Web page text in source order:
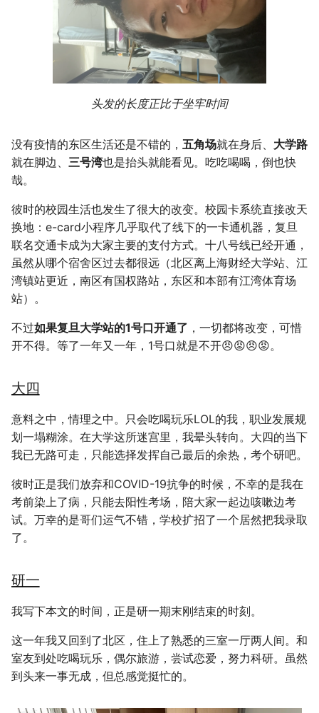
头发的长度正比于坐牢时间
没有疫情的东区生活还是不错的， 五角场就在身后、 大学路
就在脚边、 三号湾也是抬头就能看见。吃吃喝喝，倒也快
哉。
彼时的校园生活也发生了很大的改变。校园卡系统直接改天
换地：e-card小程序几乎取代了线下的一卡通机器，复旦
联名交通卡成为大家主要的支付方式。十八号线已经开通，
虽然从哪个宿舍区过去都很远（北区离上海财经大学站、江
湾镇站更近，南区有国权路站，东区和本部有江湾体育场
站）。
不过如果复旦大学站的1号口开通了 ，一切都将改变，可惜
开不得。等了一年又一年，1号口就是不开😠😡😠😡。
大四
意料之中，情理之中。只会吃喝玩乐LOL的我，职业发展规
划一塌糊涂。在大学这所迷宫里，我晕头转向。大四的当下
我已无路可走，只能选择发挥自己最后的余热，考个研吧。
彼时正是我们放弃和COVID-19抗争的时候，不幸的是我在
考前染上了病，只能去阳性考场，陪大家一起边咳嗽边考
试。万幸的是哥们运气不错，学校扩招了一个居然把我录取
了。
研一
我写下本文的时间，正是研一期末刚结束的时刻。
这一年我又回到了北区，住上了熟悉的三室一厅两人间。和
室友到处吃喝玩乐，偶尔旅游，尝试恋爱，努力科研。虽然
到头来一事无成，但总感觉挺忙的。